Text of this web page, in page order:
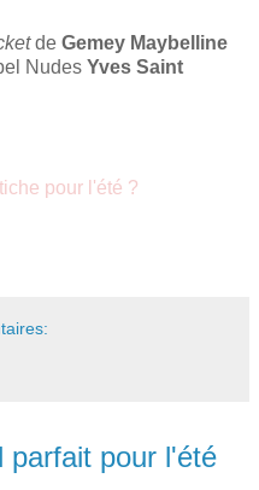
de Gemey Maybelline
Yves Saint
pour l'été ?
parfait pour l'été